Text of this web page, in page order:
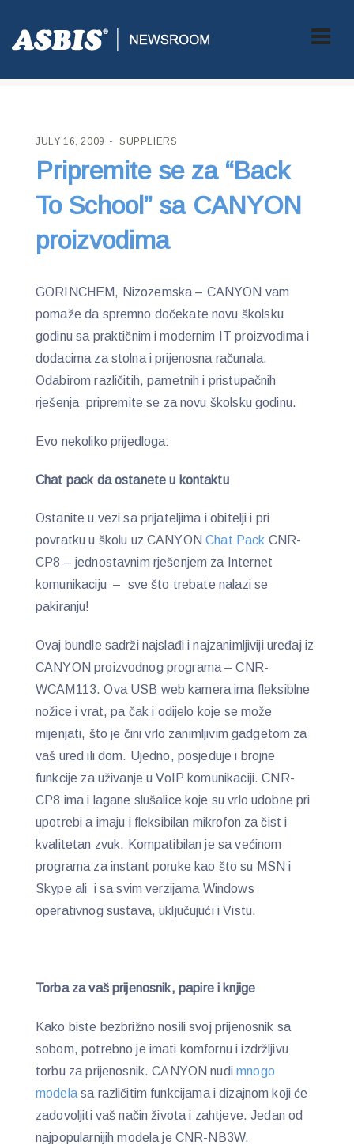
ASBIS CROATIA> SUPPLIERS> PRIPREMITE SE ZA “BACK TO
SCHOOL” SA CANYON PROIZVODIMA
JULY 16, 2009 SUPPLIERS
Pripremite se za “Back
To School” sa CANYON
proizvodima
GORINCHEM, Nizozemska – CANYON vam
pomaže da spremno dočekate novu školsku
godinu sa praktičnim i modernim IT proizvodima i
dodacima za stolna i prijenosna računala.
Odabirom različitih, pametnih i pristupačnih
rješenja pripremite se za novu školsku godinu.
Evo nekoliko prijedloga:
Chat pack da ostanete u kontaktu
Ostanite u vezi sa prijateljima i obitelji i pri
povratku u školu uz CANYONChat Pack CNR-
CP8 – jednostavnim rješenjem za Internet
komunikaciju – sve što trebate nalazi se
pakiranju!
Ovaj bundle sadrži najslađi i najzanimljiviji uređaj iz
CANYON proizvodnog programa – CNR-
WCAM113. Ova USB web kamera ima fleksiblne
nožice i vrat, pa čak i odijelo koje se može
mijenjati, što je čini vrlo zanimljivim gadgetom za
vaš ured ili dom. Ujedno, posjeduje i brojne
funkcije za uživanje u VoIP komunikaciji. CNR-
CP8 ima i lagane slušalice koje su vrlo udobne pri
upotrebi a imaju i fleksibilan mikrofon za čist i
kvalitetan zvuk. Kompatibilan je sa većinom
programa za instant poruke kao što su MSN i
Skype ali i sa svim verzijama Windows
operativnog sustava, uključujući i Vistu.
Torba za vaš prijenosnik, papire i knjige
Kako biste bezbrižno nosili svoj prijenosnik sa
sobom, potrebno je imati komfornu i izdržljivu
torbu za prijenosnik. CANYON nudimnogo
modelasa različitim funkcijama i dizajnom koji će
zadovoljiti vaš način života i zahtjeve. Jedan od
najpopularnijih modela je CNR-NB3W.